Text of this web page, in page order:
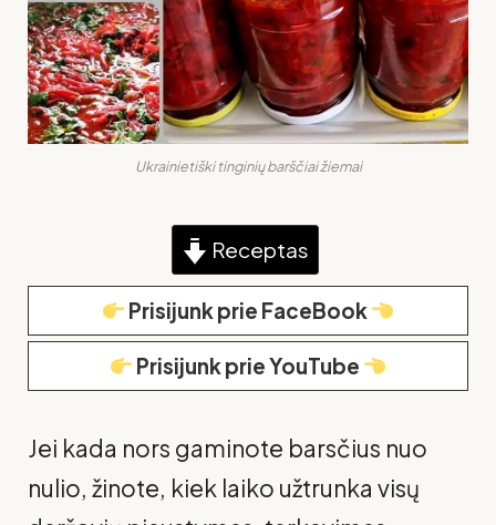
Ukrainietiški tinginių barščiai žiemai
Receptas
Prisijunk prie FaceBook
Prisijunk prie YouTube
Jei kada nors gaminote barsčius nuo
nulio, žinote, kiek laiko užtrunka visų